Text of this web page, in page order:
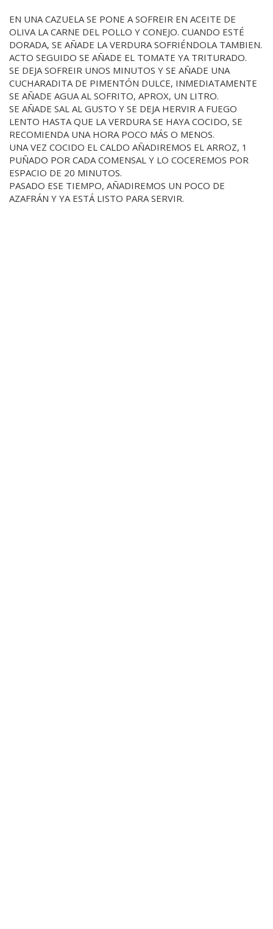
EN UNA CAZUELA SE PONE A SOFREIR EN ACEITE DE
OLIVA LA CARNE DEL POLLO Y CONEJO. CUANDO ESTÉ
DORADA, SE AÑADE LA VERDURA SOFRIÉNDOLA TAMBIEN.
ACTO SEGUIDO SE AÑADE EL TOMATE YA TRITURADO.
SE DEJA SOFREIR UNOS MINUTOS Y SE AÑADE UNA
CUCHARADITA DE PIMENTÓN DULCE, INMEDIATAMENTE
SE AÑADE AGUA AL SOFRITO, APROX, UN LITRO.
SE AÑADE SAL AL GUSTO Y SE DEJA HERVIR A FUEGO
LENTO HASTA QUE LA VERDURA SE HAYA COCIDO, SE
RECOMIENDA UNA HORA POCO MÁS O MENOS.
UNA VEZ COCIDO EL CALDO AÑADIREMOS EL ARROZ, 1
PUÑADO POR CADA COMENSAL Y LO COCEREMOS POR
ESPACIO DE 20 MINUTOS.
PASADO ESE TIEMPO, AÑADIREMOS UN POCO DE
AZAFRÁN Y YA ESTÁ LISTO PARA SERVIR.